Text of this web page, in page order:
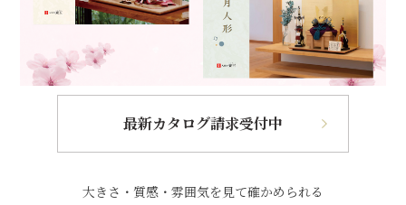
最新カタログ請求受付中
大きさ・質感・雰囲気を見て確かめられる